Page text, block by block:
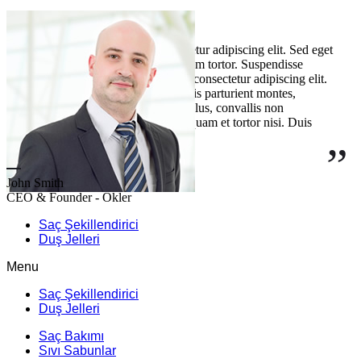
Lorem ipsum dolor sit amet, consectetur adipiscing elit. Sed eget
risus porta, tincidunt turpis at, interdum tortor. Suspendisse
potenti. Lorem ipsum dolor sit amet, consectetur adipiscing elit.
Sociis natoque penatibus et magnis dis parturient montes,
nascetur ridiculus mus. Fusce ante tellus, convallis non
consectetur sed, pharetra nec ex. Aliquam et tortor nisi. Duis
mollis diam nec elit volutpat suscipit.
John Smith
CEO & Founder - Okler
Saç Şekillendirici
Duş Jelleri
Menu
Saç Şekillendirici
Duş Jelleri
Saç Bakımı
Sıvı Sabunlar